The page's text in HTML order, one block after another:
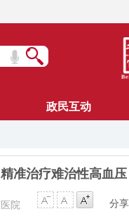
政民互动
准治疗难治性高血压
院 分享